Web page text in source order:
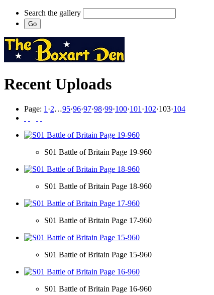
Search the gallery
Recent Uploads
Page: 1 ·2…95·96·97·98·99·100·101 ·102·103·104
S01 Battle of Britain Page 19-960
S01 Battle of Britain Page 18-960
S01 Battle of Britain Page 17-960
S01 Battle of Britain Page 15-960
S01 Battle of Britain Page 16-960